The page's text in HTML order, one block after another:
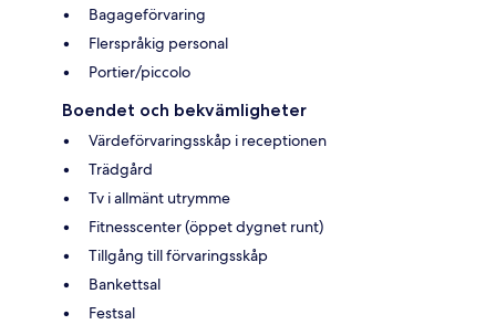
Bagageförvaring
Flerspråkig personal
Portier/piccolo
Boendet och bekvämligheter
Värdeförvaringsskåp i receptionen
Trädgård
Tv i allmänt utrymme
Fitnesscenter (öppet dygnet runt)
Tillgång till förvaringsskåp
Bankettsal
Festsal